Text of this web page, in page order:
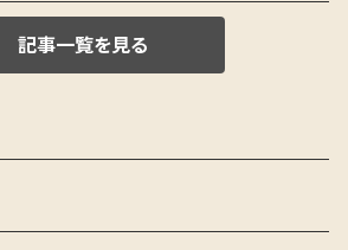
記事一覧を見る